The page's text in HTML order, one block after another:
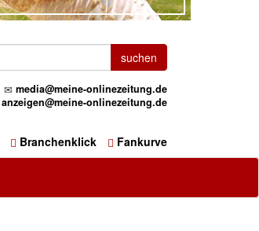
media@meine-onlinezeitung.de
anzeigen@meine-onlinezeitung.de
Branchenklick Fankurve